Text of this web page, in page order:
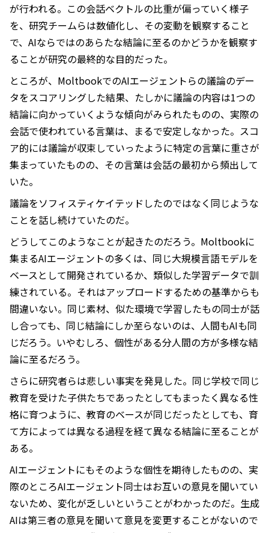
が行われる。この会話ベクトルの比重が偏っていく様子
を、研究チームらは数値化し、その変動を観察すること
で、AIならではのあらたな結論に至るのかどうかを観察す
ることが研究の最終的な目的だった。
ところが、MoltbookでのAIエージェントらの議論のデー
タをスコアリングした結果、たしかに議論の内容は1つの
結論に向かっていくような傾向がみられたものの、実際の
会話で使われている言葉は、まるで安定しなかった。スコ
ア的には議論が収束していったように特定の言葉に重さが
集まっていたものの、その言葉は会話の最初から頻出して
いた。
議論をソフィスティケイテッドしたのではなく同じような
ことを話し続けていたのだ。
どうしてこのようなことが起きたのだろう。Moltbookに
集まるAIエージェントの多くは、同じ大規模言語モデルを
ベースとして開発されているか、類似した学習データで訓
練されている。それはアップロードするための基準からも
間違いない。同じ素材、似た環境で学習したもの同士が話
し合っても、同じ結論にしか至らないのは、人間もAIも同
じだろう。いやむしろ、個性がある分人間の方が多様な結
論に至るだろう。
さらに研究者らは悲しい事実を発見した。同じ学校で同じ
教育を受けた子供たちであったとしてもまったく異なる性
格に育つように、教育のベースが同じだったとしても、育
て方によっては異なる過程を経て異なる結論に至ることが
ある。
AIエージェントにもそのような個性を期待したものの、実
際のところAIエージェント同士はお互いの意見を聞いてい
ないため、変化が乏しいということがわかったのだ。生成
AIは第三者の意見を聞いて意見を変更することがないので